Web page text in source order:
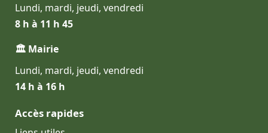
Lundi, mardi, jeudi, vendredi
8 h à 11 h 45
🏛 Mairie
Lundi, mardi, jeudi, vendredi
14 h à 16 h
Accès rapides